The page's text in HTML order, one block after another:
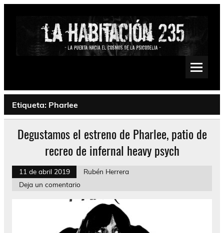
Saltar
Psychedelic, Stoner, Doom, Sludge, Fuzz, Space, Drone
Etiqueta: Pharlee
Degustamos el estreno de Pharlee, patio de
recreo de infernal heavy psych
11 de abril 2019
Rubén Herrera
Deja un comentario